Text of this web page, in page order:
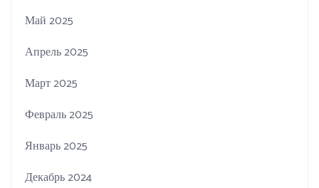
Май 2025
Апрель 2025
Март 2025
Февраль 2025
Январь 2025
Декабрь 2024